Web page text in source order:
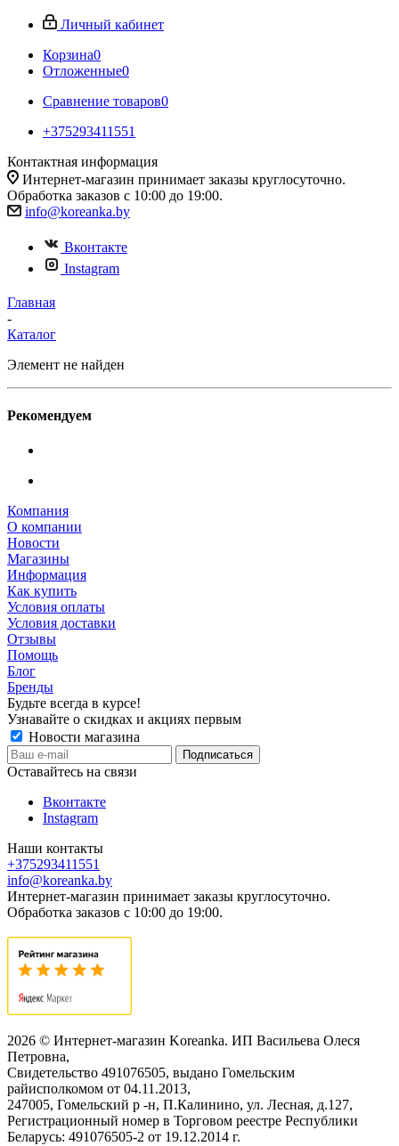
Личный кабинет
Корзина0
Отложенные0
Сравнение товаров0
+375293411551
Контактная информация
Интернет-магазин принимает заказы круглосуточно.
Обработка заказов с 10:00 до 19:00.
info@koreanka.by
Вконтакте
Instagram
Главная
-
Каталог
Элемент не найден
Рекомендуем
Компания
О компании
Новости
Магазины
Информация
Как купить
Условия оплаты
Условия доставки
Отзывы
Помощь
Блог
Бренды
Будьте всегда в курсе!
Узнавайте о скидках и акциях первым
Новости магазина
Оставайтесь на связи
Вконтакте
Instagram
Наши контакты
+375293411551
info@koreanka.by
Интернет-магазин принимает заказы круглосуточно.
Обработка заказов с 10:00 до 19:00.
2026 © Интернет-магазин Koreanka. ИП Васильева Олеся
Петровна,
Свидетельство ‎491076505, выдано Гомельским
райисполкомом от 04.11.2013,
247005, Гомельский р -н, П.Калинино, ул. Лесная, д.127,
Регистрационный номер в Торговом реестре Республики
Беларусь: ‎491076505-2 от 19.12.2014 г.